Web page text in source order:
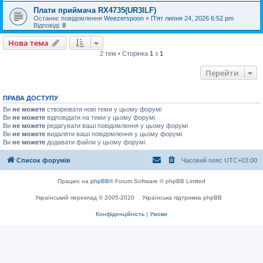
Плати приймача RX4735(UR3ILF)
Останнє повідомлення Weezerspoon « П'ят липня 24, 2026 6:52 pm
Відповіді: 8
Нова тема
2 тем • Сторінка 1 з 1
Перейти
ПРАВА ДОСТУПУ
Ви не можете створювати нові теми у цьому форумі
Ви не можете відповідати на теми у цьому форумі
Ви не можете редагувати ваші повідомлення у цьому форумі
Ви не можете видаляти ваші повідомлення у цьому форумі
Ви не можете додавати файли у цьому форумі
Список форумів Часовий пояс UTC+03:00
Працює на phpBB® Forum Software © phpBB Limited
Український переклад © 2005-2020 Українська підтримка phpBB
Конфіденційність | Умови